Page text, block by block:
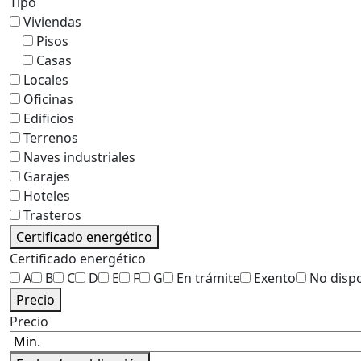
Viviendas
Pisos
Casas
Locales
Oficinas
Edificios
Terrenos
Naves industriales
Garajes
Hoteles
Trasteros
Certificado energético
Certificado energético
A
B C D E F G En trámite Exento
No
Precio
Precio